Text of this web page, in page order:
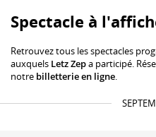
Spectacle à
Retrouvez tous les spectacles
auxquels Letz Zepa participé.
notre billetterie en ligne.